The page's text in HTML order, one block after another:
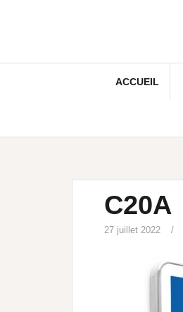
ACCUEIL
C20A
27 juillet 2022